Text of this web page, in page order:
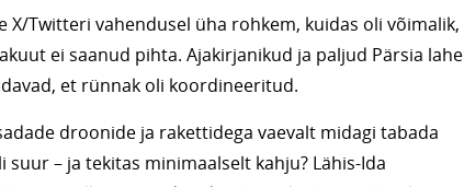
X/Twitteri vahendusel üha rohkem, kuidas oli võimalik,
ei saanud pihta. Ajakirjanikud ja paljud Pärsia lahe
et rünnak oli koordineeritud.
droonide ja rakettidega vaevalt midagi tabada
– ja tekitas minimaalselt kahju? Lähis-Ida